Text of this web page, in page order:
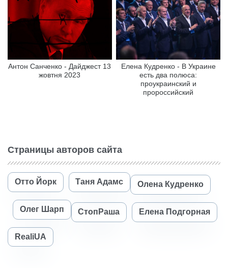
Антон Санченко - Дайджест 13
жовтня 2023
Елена Кудренко - В Украине
есть два полюса:
проукраинский и
пророссийский
Страницы авторов сайта
Отто Йорк Таня Адамс Олена Кудренко
Олег Шарп СтопРаша Елена Подгорная
RealiUA